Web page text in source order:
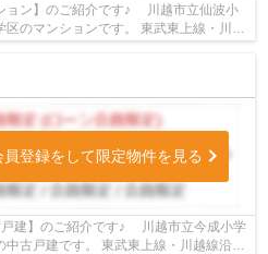
ン】のご紹介です♪ 川越市立仙波小
のマンションです。 東武東上線・川越
員登録をして限定物件を見る
建】のご紹介です♪ 川越市立今成小学
古戸建です。 東武東上線・川越線沿線